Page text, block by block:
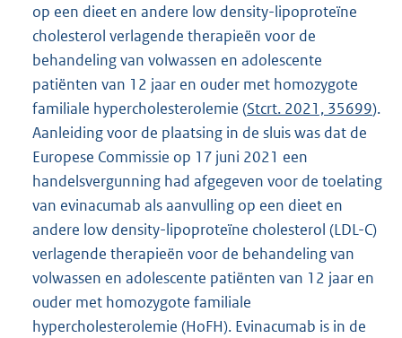
op een dieet en andere low density-lipoproteïne
cholesterol verlagende therapieën voor de
behandeling van volwassen en adolescente
patiënten van 12 jaar en ouder met homozygote
familiale hypercholesterolemie (Stcrt. 2021, 35699).
Aanleiding voor de plaatsing in de sluis was dat de
Europese Commissie op 17 juni 2021 een
handelsvergunning had afgegeven voor de toelating
van evinacumab als aanvulling op een dieet en
andere low density-lipoproteïne cholesterol (LDL-C)
verlagende therapieën voor de behandeling van
volwassen en adolescente patiënten van 12 jaar en
ouder met homozygote familiale
hypercholesterolemie (HoFH). Evinacumab is in de